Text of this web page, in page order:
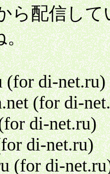
ら配信し
。
(for di-net.ru)
(for di-
di-net.ru)
di-net.ru)
(for di-